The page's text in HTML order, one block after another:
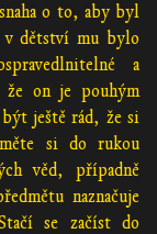
o to, aby byl
v dětství mu bylo
a
že on je pouhým
ještě rád, že si
si do rukou
věd, případně
naznačuje
se začíst do